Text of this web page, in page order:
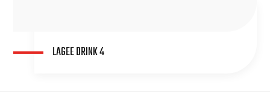
LAGEE DRINK 4